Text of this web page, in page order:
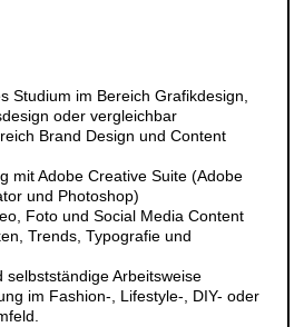
Studium im Bereich Grafikdesign,
oder vergleichbar
Brand Design und Content
mit Adobe Creative Suite (Adobe
und Photoshop)
Foto und Social Media Content
Trends, Typografie und
selbstständige Arbeitsweise
im Fashion-, Lifestyle-, DIY- oder